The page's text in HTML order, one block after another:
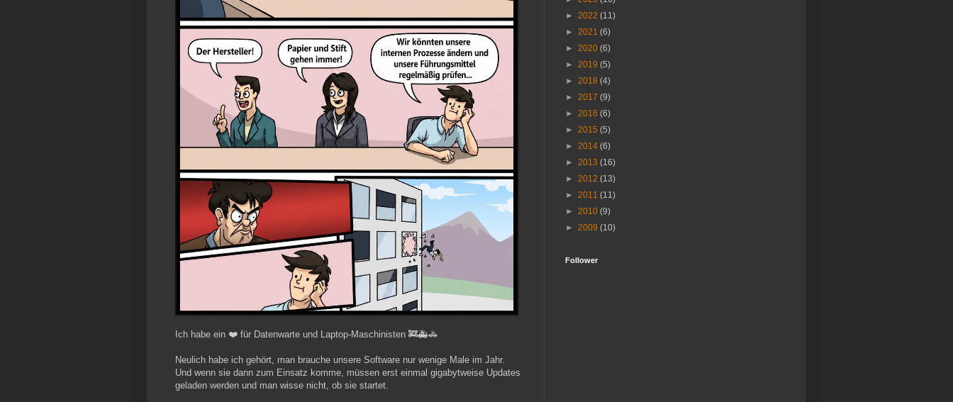
Ich habe ein ❤️ für Datenwarte und Laptop-Maschinisten 🚒🚑🚓
Neulich habe ich gehört, man brauche unsere Software nur wenige Male im Jahr.
Und wenn sie dann zum Einsatz komme, müssen erst einmal gigabytweise Updates
geladen werden und man wisse nicht, ob sie startet.
► 2022 (11)
► 2021 (6)
► 2020 (6)
► 2019 (5)
► 2018 (4)
► 2017 (9)
► 2016 (6)
► 2015 (5)
► 2014 (6)
► 2013 (16)
► 2012 (13)
► 2011 (11)
► 2010 (9)
► 2009 (10)
Follower